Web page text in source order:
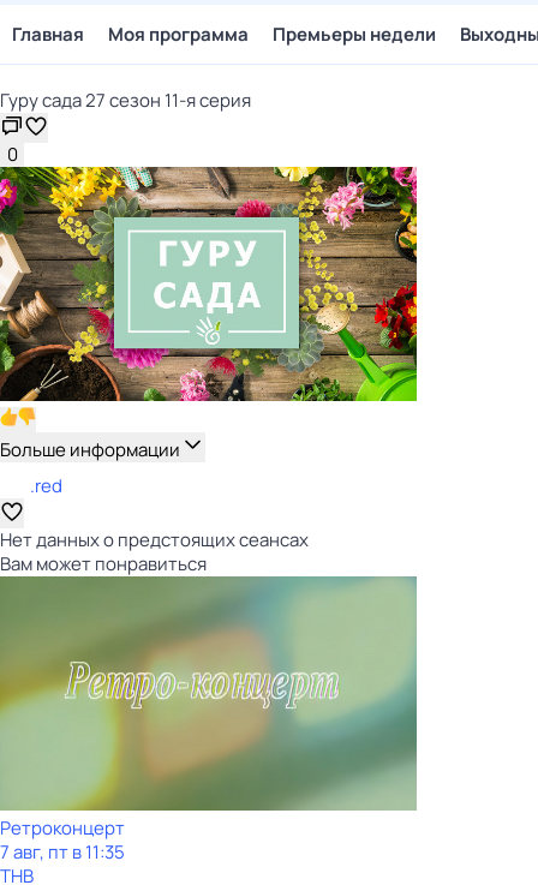
Главная Моя программа Премьеры недели
Гуру сада 27 сезон 11-я серия
0
Больше информации
.red
Нет данных о предстоящих сеансах
Вам может понравиться
Ретроконцерт
7 авг, пт в 11:35
ТНВ